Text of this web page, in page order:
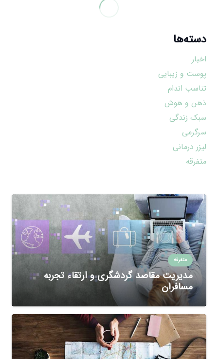
دسته‌ها
اخبار
پوست و زیبایی
تناسب اندام
ذهن و هوش
سبک زندگی
سرگرمی
لیزر درمانی
متفرقه
متفرقه
مدیریت مقاصد گردشگری و ارتقاء تجربه
مسافران